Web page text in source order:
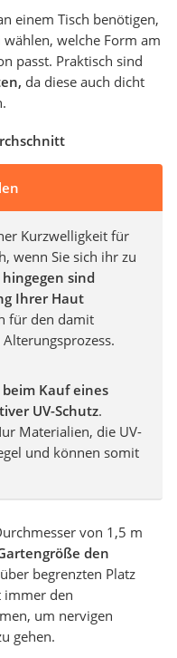
einem Tisch benötigen,
welche Form am
passt. Praktisch sind
da diese auch dicht
Kurzwelligkeit für
wenn Sie sich ihr zu
sind
Ihrer Haut
für den damit
Kauf eines
UV-Schutz.
Materialien, die UV-
und können somit
von 1,5 m
den
begrenzten Platz
immer den
um nervigen
gehen.